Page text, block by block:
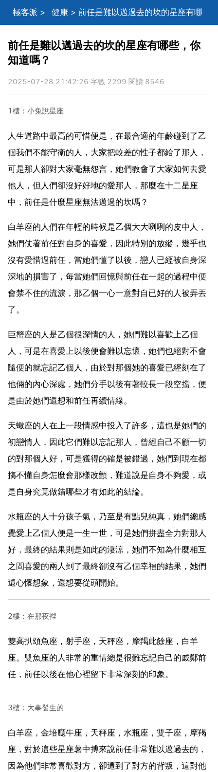
極客派 > 健康 > 前任是難以邁過去的坎的星座有哪
前任是難以邁過去的坎的星座有哪些，你
知道嗎？
2025-07-28 21:42:26 字數 2299 閱讀 8546
1樓：小兔說星座
人生道路中最高的可惜便是，在最合適的年齡碰到了乙
個我們不能守衛的人，大家把較差的性子都給了那人，
可是那人卻對大家毫無怨言，她們教會了大家如何去愛
他人，但人們卻沒好好地的愛那人，那麼在十二星座
中，前任是什麼星座無法邁過的坎嗎？
白羊座的人們在年輕的時候是乙個大大咧咧的皮中人，
她們仗著前任對自身的喜愛，因此特別的放縱，幾乎也
沒有愛惜過前任，當她們懂了以後，戀人已經被自身深
深地的損害了，每當她們回憶與前任在一起的過程中便
會禁不住的流淚，那乙個一心一意對自已好的人被弄丟
了。
巨蟹座的人是乙個很深情的人，她們難以喜歡上乙個
人，可是在喜愛上以後便會難以忘懷，她們也絕對不會
隨便的就忘記乙個人，由於對那個她的喜愛已經刻在了
他倆的內心深處，她們分手以後有著較長一段空擋，便
是由於她們還想和前任再續情緣。
天蠍座的人在上一段情感中投入了許多，這也是她們的
初戀情人，因此它們難以忘記那人，曾經自己不顧一切
的對那個人好，可是獲得的確是被錯過，她們到現在都
搞不懂自身怎麼會那樣改顫，難道說是自身不夠愛，或
是自身究竟做錯哪些才有如此的結論。
水瓶座的人十分孩子氣，乃至是有點兒純真，她們總感
覺愛上乙個人便是一生一世，可是她們拼盡全力對那人
好，最終的結果則是如此的淒涼，她們不知為什麼相互
之間喜愛的兩人到了最終卻沒有乙個幸福的結果，她們
還心懷想象，還想要從頭開始。
2樓：在那夜裡
雙高扒頌魚座，射手座，天秤座，摩羯此餘座，白羊
座。雙魚座的人非常的重情總是很難忘記自己的戚鄭前
任，前任以後在他心裡留下非常深刻的印象。
3樓：大事發生的
白羊座，金培廳牛座，天秤座，水瓶座，雙子座，摩羯
座，對於這些星座薯中搏來說前任非常難以邁過去的，
因為他們非常喜歡對方，卻遭到了對方的背叛，這對他